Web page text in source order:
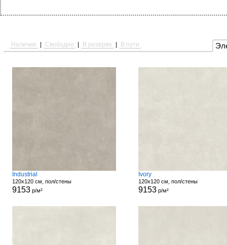
Наличие Свободно В резерве В пути
Industrial
120x120 см, пол/стены
9153р/м²
Ivory
120x120 см, пол/стены
9153р/м²